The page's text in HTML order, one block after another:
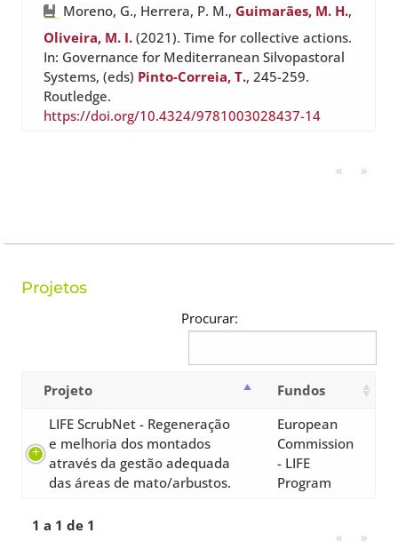
Moreno, G., Herrera, P. M.,Guimarães, M. H.,
Oliveira, M. I. (2021). Time for collective actions.
In: Governance for Mediterranean Silvopastoral
Systems, (eds) Pinto-Correia, T., 245-259.
Routledge.
https://doi.org/10.4324/9781003028437-14
« »
Projetos
Procurar:
Projeto
Fundos
LIFE ScrubNet - Regeneração
e melhoria dos montados
através da gestão adequada
das áreas de mato/arbustos.
European
Commission
- LIFE
Program
1 a 1 de 1
« »